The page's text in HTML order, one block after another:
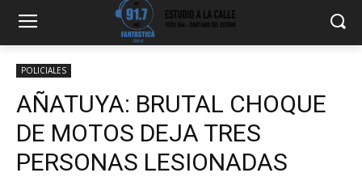
POLICIALES
AÑATUYA: BRUTAL CHOQUE
DE MOTOS DEJA TRES
PERSONAS LESIONADAS